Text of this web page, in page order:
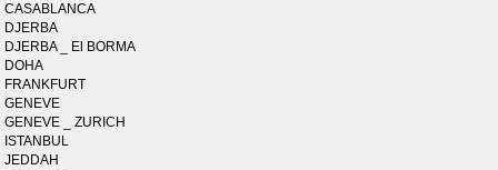
CASABLANCA
DJERBA
DJERBA _ El BORMA
DOHA
FRANKFURT
GENEVE
GENEVE _ ZURICH
ISTANBUL
JEDDAH